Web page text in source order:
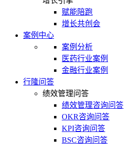
赋能陪跑
增长共创会
案例中心
案例分析
医药行业案例
金融行业案例
行隆问答
绩效管理问答
绩效管理咨询问答
OKR咨询问答
KPI咨询问答
BSC咨询问答